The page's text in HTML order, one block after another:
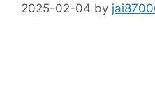
2025-02-04 by